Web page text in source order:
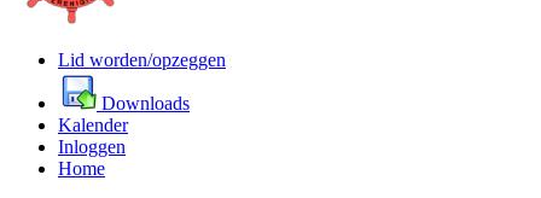
Lid worden/opzeggen
Downloads
Kalender
Inloggen
Home